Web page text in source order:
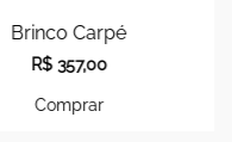
Brinco Carpé
R$357,00
Comprar